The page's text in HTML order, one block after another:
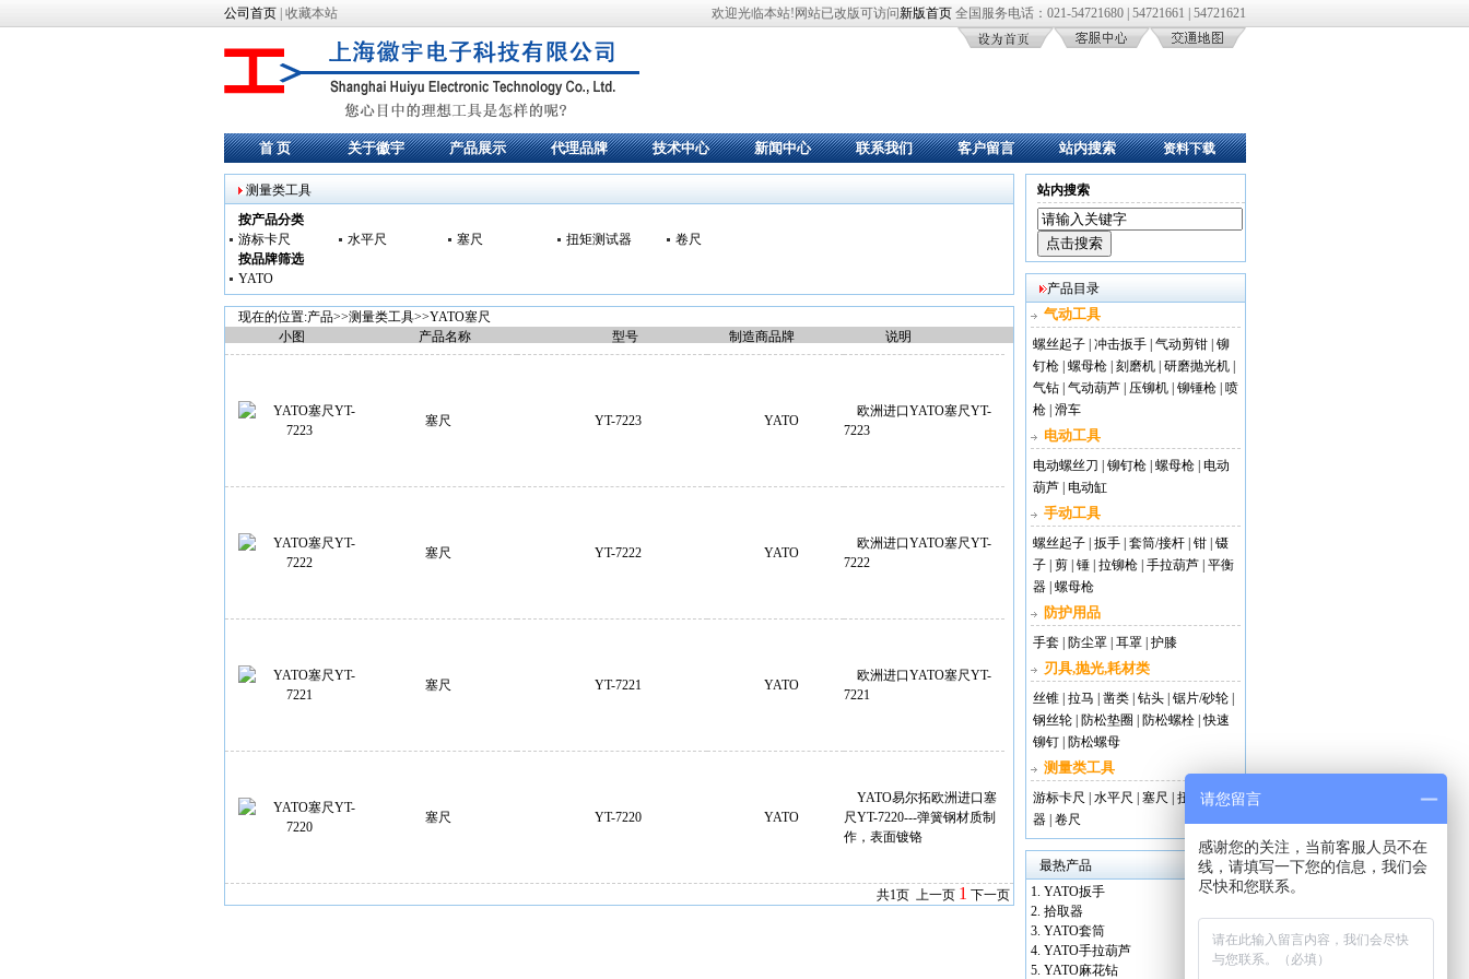
公司首页| 收藏本站 欢迎光临本站!网站已改版可访问新版首页全国服务电话：021-54721680 | 54721661 | 54721621
首 页 关于徽宇 产品展示 代理品牌 技术中心 新闻中心 联系我们 客户留言 站内搜索 资料下载
测量类工具
按产品分类
游标卡尺
水平尺 塞尺 扭矩测试器
卷尺
按品牌筛选
YATO
现在的位置:产品>>测量类工具>>YATO塞尺
小图
产品名称 型号 制造商品牌 说明
塞尺 YT-7223 YATO
欧洲进口YATO塞尺YT-
7223
塞尺 YT-7222 YATO
欧洲进口YATO塞尺YT-
7222
塞尺 YT-7221 YATO
欧洲进口YATO塞尺YT-
7221
塞尺 YT-7220 YATO
YATO易尔拓欧洲进口塞
尺YT-7220---弹簧钢材质制
作，表面镀铬
共1页 上一页 1 下一页
站内搜索
产品目录
气动工具
螺丝起子| 冲击扳手| 气动剪钳| 铆
钉枪| 螺母枪| 刻磨机| 研磨抛光机|
气钻| 气动葫芦| 压铆机| 铆锤枪| 喷
枪| 滑车
电动工具
电动螺丝刀 铆钉枪| 螺母枪| 电动
葫芦| 电动缸
手动工具
螺丝起子| 扳手| 套筒/接杆| 钳| 镊
子| 剪| 锤| 拉铆枪| 手拉葫芦| 平衡
器| 螺母枪
防护用品
手套| 防尘罩| 耳罩| 护膝
刃具,抛光,耗材类
丝锥| 拉马 凿类| 钻头| 锯片/砂轮|
钢丝轮| 防松垫圈 防松螺栓|快速
铆钉| 防松螺母
测量类工具
游标卡尺 水平尺 塞尺
扭矩测试
器| 卷尺
最热产品
YATO扳手
拾取器
YATO套筒
YATO手拉葫芦
YATO麻花钻
请您留言
感谢您的关注，当前客服人员不在
线，请填写一下您的信息，我们会
尽快和您联系。